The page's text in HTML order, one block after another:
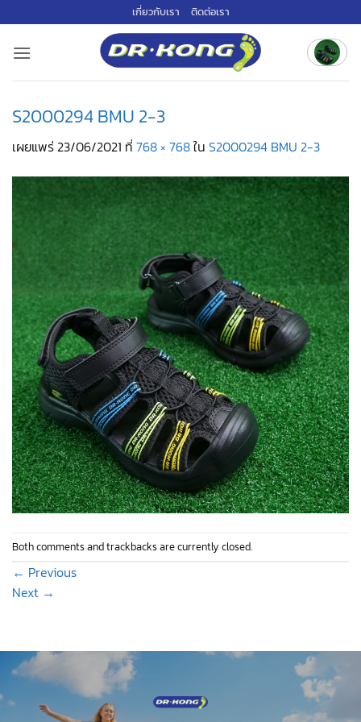
ไป
เกี่ยวกับเรา ติดต่อเรา
S2000294 BMU 2-3
เผยแพร่23/06/2021 ที่ 768 × 768ใน S2000294 BMU 2-3
Both comments and trackbacks are currently closed.
← Previous
Next →